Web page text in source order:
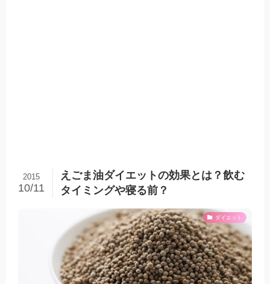
えごま油ダイエットの効果とは？飲む
タイミングや寝る前？
2015
10/11
ダイエット